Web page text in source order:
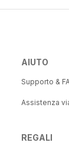
AIUTO
Supporto &
Assistenza
REGALI